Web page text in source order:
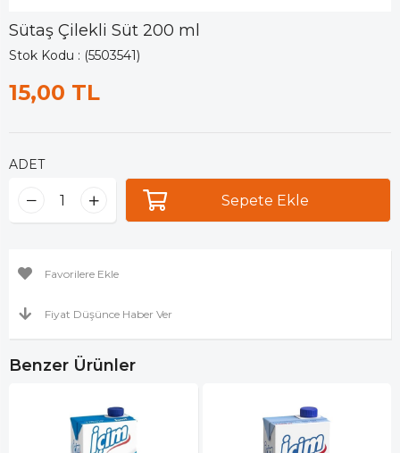
Sütaş Çilekli Süt 200 ml
Stok Kodu (5503541)
15,00 TL
ADET
Favorilere Ekle
Fiyat Düşünce Haber Ver
Benzer Ürünler